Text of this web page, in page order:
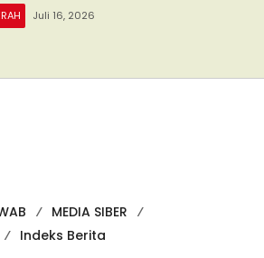
Juli 16, 2026
MEDIA SIBER
Indeks Berita